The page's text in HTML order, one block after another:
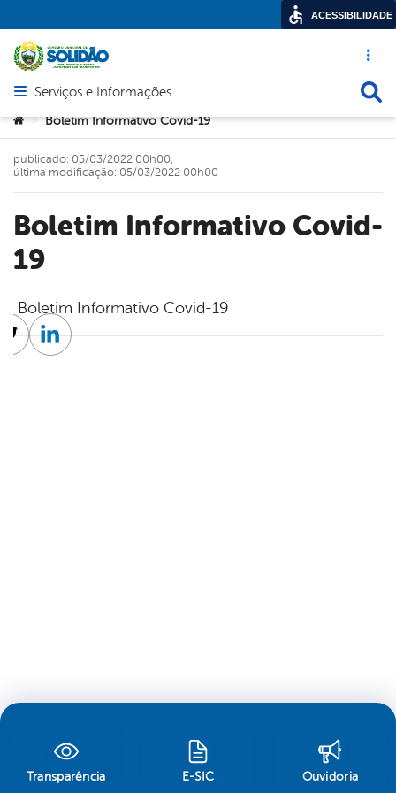
Acesso
Abrir menu principal de navegação
Serviços e Informações
Você está aqui:
> Boletim Informativo Covid-19
Boletim Informativo Covid-
19
publicado: 05/03/2022 00h00,
última modificação: 05/03/2022 00h00
Boletim Informativo Covid-19
TwitterLinkedin
Transparência E-SIC Ouvidoria
ACESSIBILIDADE